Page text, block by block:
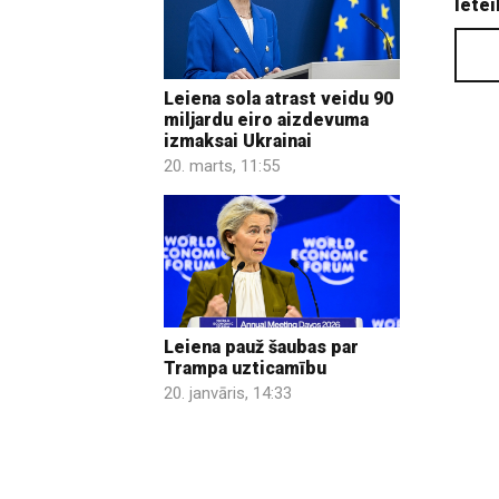
Leiena sola atrast veidu 90
miljardu eiro aizdevuma
izmaksai Ukrainai
20. marts, 11:55
Leiena pauž šaubas par
Trampa uzticamību
20. janvāris, 14:33